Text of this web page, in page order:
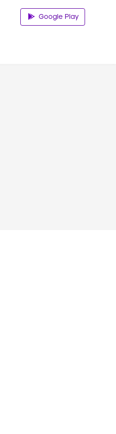
Google Play